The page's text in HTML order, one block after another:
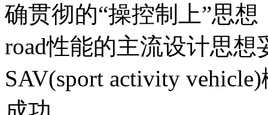
确贯彻的“操控制上”思
road性能的主流设计思
SAV(sport activity